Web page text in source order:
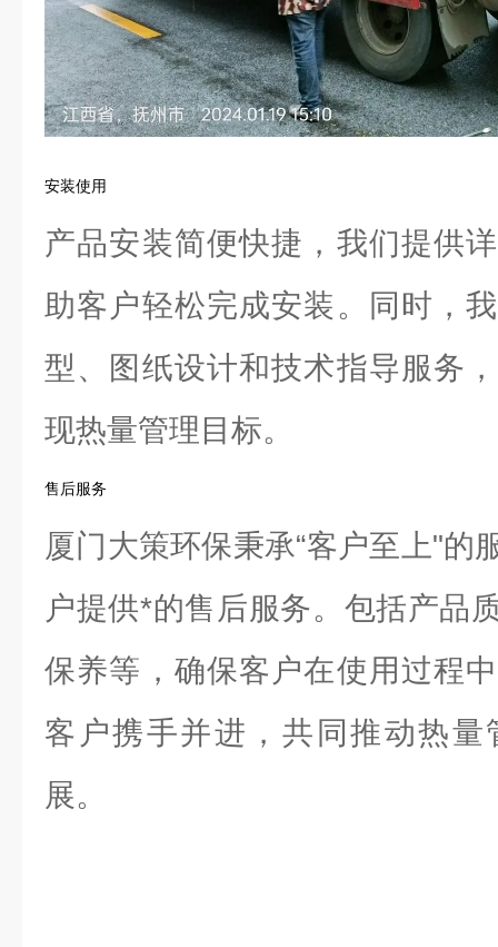
安装使用
产品安装简便快捷，我们提供
助客户轻松完成安装。同时，
型、图纸设计和技术指导服务
现热量管理目标。
售后服务
厦门大策环保秉承“客户至上"的
户提供*的售后服务。包括产品
保养等，确保客户在使用过程
客户携手并进，共同推动热
展。